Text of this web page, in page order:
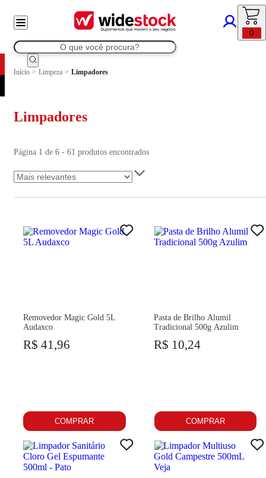
0
Início > Limpeza > Limpadores
Limpadores
Página 1 de 6 - 61 produtos encontrados
Removedor Magic Gold 5L
Audaxco
R$ 41,96
COMPRAR
Pasta de Brilho Alumil
Tradicional 500g Azulim
R$ 10,24
COMPRAR